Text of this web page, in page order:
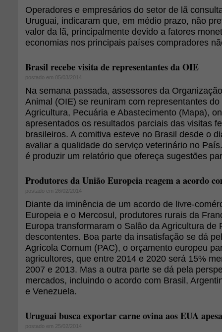
Operadores e empresários do setor de lã
Uruguai, indicaram que, em médio prazo, não
valor da lã, principalmente devido a fatores
economias nos principais países compradores
Brasil recebe visita de representantes da OIE
postado em 05/03/2014
Na semana passada, assessores da
Animal (OIE) se reuniram com representantes
Agricultura, Pecuária e Abastecimento (Mapa),
apresentados os resultados parciais das visitas
brasileiros. A comitiva esteve no Brasil desde o
avaliar a qualidade do serviço veterinário no
é produzir um relatório que ofereça sugestões
Produtores da União Europeia reagem a acordo
postado em 26/02/2014
Diante da iminência de um acordo de livre-
Europeia e o Mercosul, produtores rurais da
Europa transformaram o Salão da Agricultura de
descontentes. Boa parte da insatisfação se dá
Agrícola Comum (PAC), o orçamento europeu
agricultores, que entre 2014 e 2020 será 15%
2007 e 2013. Mas a outra parte se dá pela
mercados, incluindo o acordo com Brasil,
e Venezuela.
Uruguai busca exportar carne ovina aos EUA
postado em 25/02/2014